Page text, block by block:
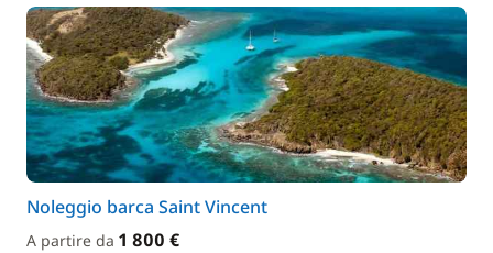
Noleggio barca Saint Vincent
A partire da 1 800 €